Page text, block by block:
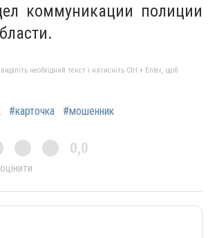
коммуникации полиции
необхідний текст і натисніть Ctrl + Enter, щоб
#карточка #мошенник
0,0